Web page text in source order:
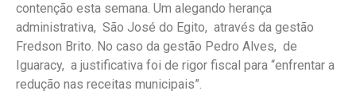
contenção esta semana. Um alegando herança
administrativa, São José do Egito, através da gestão
Fredson Brito. No caso da gestão Pedro Alves, de
Iguaracy, a justificativa foi de rigor fiscal para “enfrentar a
redução nas receitas municipais”.